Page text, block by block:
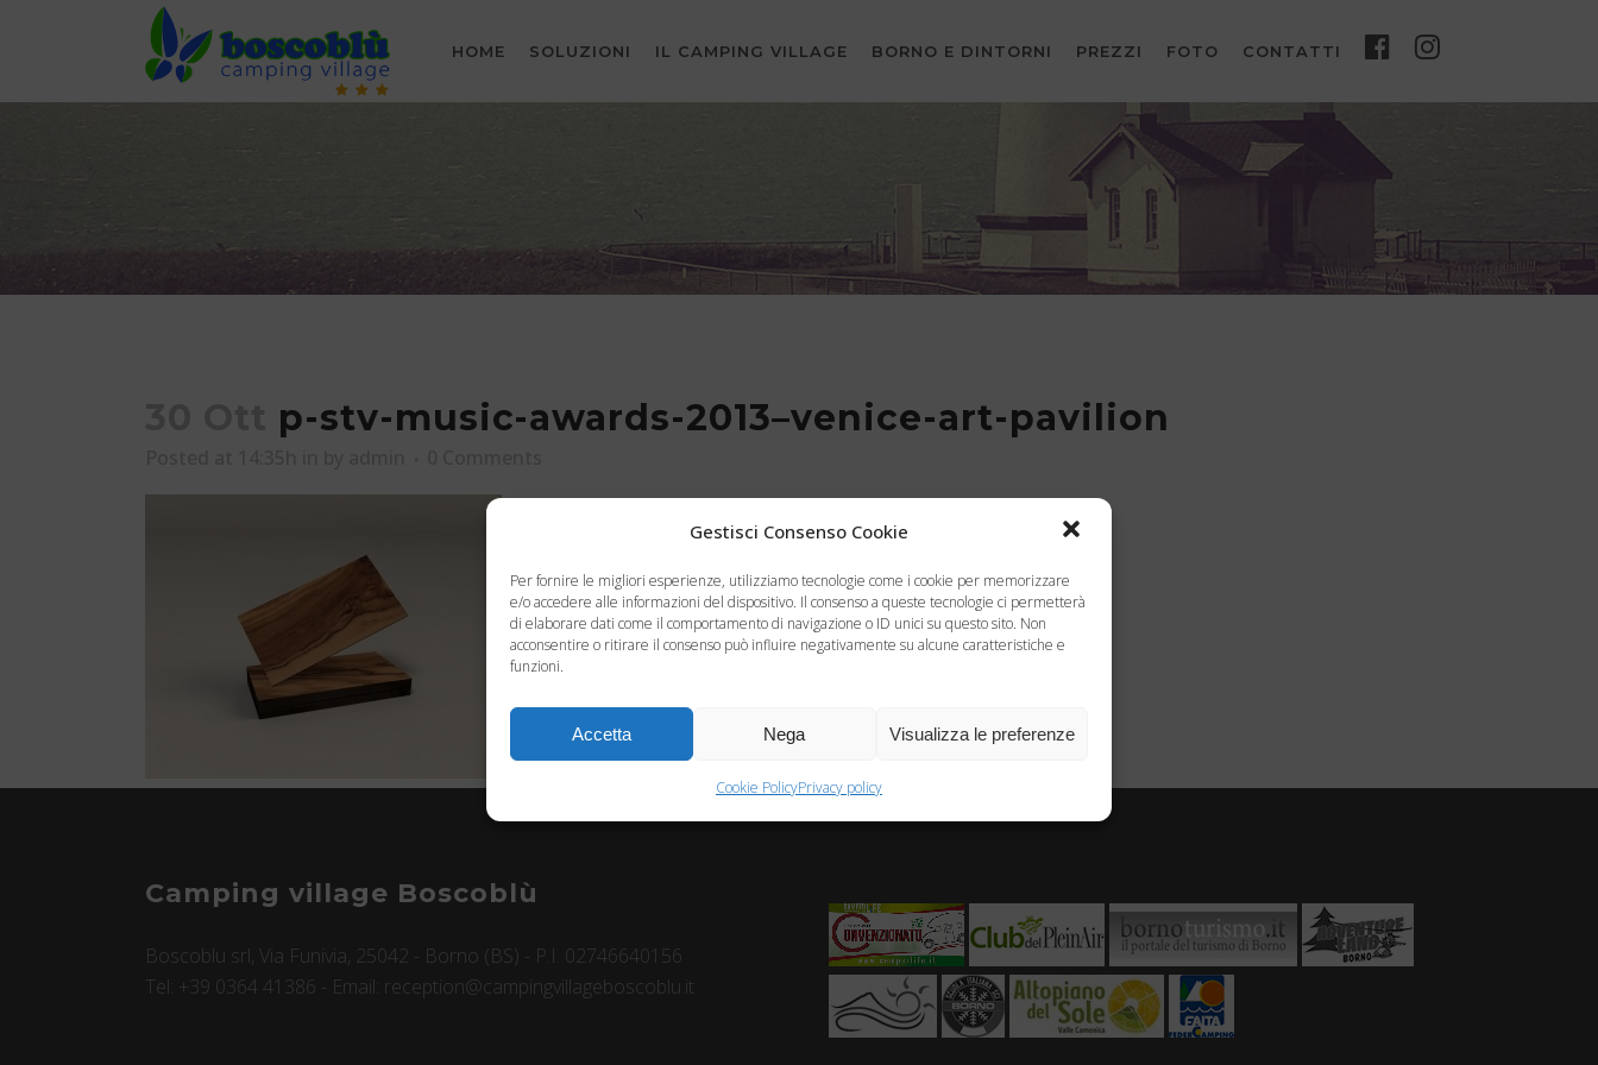
Gestisci Consenso Cookie
Per fornire le migliori esperienze, utilizziamo tecnologie come i cookie per memorizzare
e/o accedere alle informazioni del dispositivo. Il consenso a queste tecnologie ci permetterà
di elaborare dati come il comportamento di navigazione o ID unici su questo sito. Non
acconsentire o ritirare il consenso può influire negativamente su alcune caratteristiche e
funzioni.
Accetta Nega Visualizza le preferenze
Cookie PolicyPrivacy policy
HOME SOLUZIONI IL CAMPING VILLAGE BORNO E DINTORNI PREZZI FOTO CONTATTI
p-stv-music-awards-2013–venice-art-pavilion
Camping village Boscoblù
Boscoblu srl, Via Funivia, 25042 - Borno (BS) - P.I. 02746640156
Tel: +39 0364 41386 - Email: reception@campingvillageboscoblu.it